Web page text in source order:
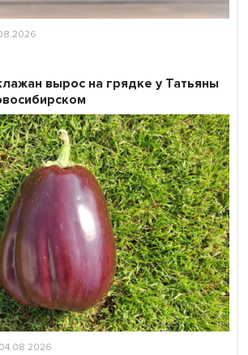
04.08.2026
вырос на грядке у Татьяны